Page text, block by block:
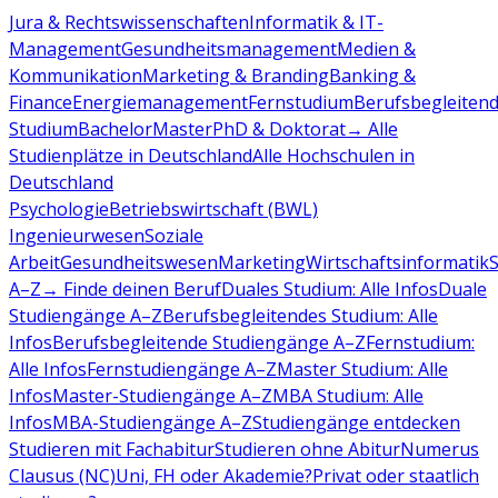
Jura & RechtswissenschaftenInformatik & IT-
ManagementGesundheitsmanagementMedien &
KommunikationMarketing & BrandingBanking &
FinanceEnergiemanagementFernstudiumBerufsbegleitend
StudiumBachelorMasterPhD & Doktorat→ Alle
Studienplätze in DeutschlandAlle Hochschulen in
Deutschland
PsychologieBetriebswirtschaft (BWL)
IngenieurwesenSoziale
ArbeitGesundheitswesenMarketingWirtschaftsinformatik
A–Z→ Finde deinen BerufDuales Studium: Alle InfosDuale
Studiengänge A–ZBerufsbegleitendes Studium: Alle
InfosBerufsbegleitende Studiengänge A–ZFernstudium:
Alle InfosFernstudiengänge A–ZMaster Studium: Alle
InfosMaster-Studiengänge A–ZMBA Studium: Alle
InfosMBA-Studiengänge A–ZStudiengänge entdecken
Studieren mit FachabiturStudieren ohne AbiturNumerus
Clausus (NC)Uni, FH oder Akademie?Privat oder staatlich